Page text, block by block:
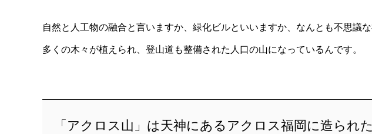
自然と人工物の融合と言いますか、緑化ビルといいますか、なんとも不思議
多くの木々が植えられ、登山道も整備された人口の山になっているんです。
「アクロス山」は天神にあるアクロス福岡に造られ